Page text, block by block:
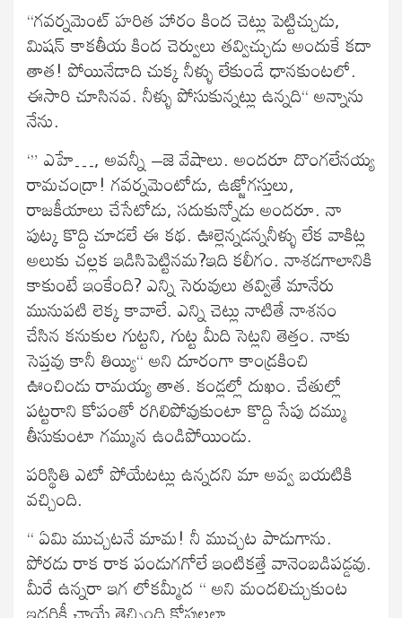
“గవర్నమెంట్ హరిత హారం కింద చెట్లు పెట్టిచ్చుడు,
మిషన్ కాకతీయ కింద చెర్వులు తవ్విచ్ఛుడు అందుకే కదా
తాత! పోయినేడాది చుక్క నీళ్ళు లేకుండే ధానకుంటలో.
ఈసారి చూసినవ. నీళ్ళు పోసుకున్నట్లు ఉన్నది“ అన్నాను
నేను.
‘” ఎహే…, అవన్నీ –జె వేషాలు. అందరూ దొంగలేనయ్య
రామచంద్రా! గవర్నమెంటోడు, ఉజ్జోగస్తులు,
రాజకీయాలు చేసేటోడు, సదుకున్నోడు అందరూ. నా
పుట్క కొద్ది చూడలే ఈ కథ. ఊల్లెన్నడన్ననీళ్ళు లేక వాకిట్ల
అలుకు చల్లక ఇడిసిపెట్టినమ?ఇది కలీగం. నాశడగాలానికి
కాకుంటే ఇంకేంది? ఎన్ని సెరువులు తవ్వితే మానేరు
మునుపటి లెక్క కావాలే. ఎన్ని చెట్లు నాటితే నాశనం
చేసిన కనుకుల గుట్టని, గుట్ట మీది సెట్లని తెత్తం. నాకు
సెప్తవు కానీ తియ్యి“ అని దూరంగా కాండ్రకించి
ఊంచిండు రామయ్య తాత. కండ్లల్లో దుఖం. చేతుల్లో
పట్టరాని కోపంతో రగిలిపోవుకుంటా కొద్ది సేపు దమ్ము
తీసుకుంటా గమ్మున ఉండిపోయిండు.
పరిస్థితి ఎటో పోయేటట్లు ఉన్నదని మా అవ్వ బయటికి
వచ్చింది.
“ ఏమి ముచ్చటనే మామ! నీ ముచ్చట పాడుగాను.
పోరడు రాక రాక పండుగగోలే ఇంటికత్తే వానెంబడిపడ్డవు.
మీరే ఉన్నరా ఇగ లోకమ్మీద “ అని మందలిచ్చుకుంట